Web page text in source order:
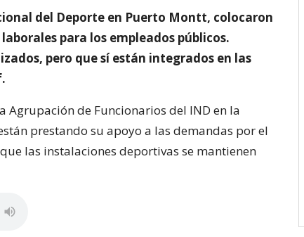
del Deporte en Puerto Montt, colocaron
para los empleados públicos.
pero que sí están integrados en las
Agrupación de Funcionarios del IND en la
prestando su apoyo a las demandas por el
las instalaciones deportivas se mantienen